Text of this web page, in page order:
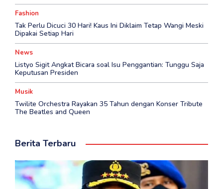
Fashion
Tak Perlu Dicuci 30 Hari! Kaus Ini Diklaim Tetap Wangi Meski
Dipakai Setiap Hari
News
Listyo Sigit Angkat Bicara soal Isu Penggantian: Tunggu Saja
Keputusan Presiden
Musik
Twilite Orchestra Rayakan 35 Tahun dengan Konser Tribute
The Beatles and Queen
Berita Terbaru